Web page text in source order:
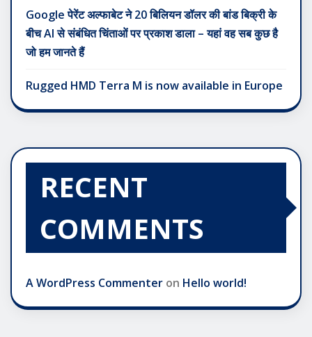
Google पेरेंट अल्फाबेट ने 20 बिलियन डॉलर की बांड बिक्री के
बीच AI से संबंधित चिंताओं पर प्रकाश डाला – यहां वह सब कुछ है
जो हम जानते हैं
Rugged HMD Terra M is now available in Europe
RECENT
COMMENTS
A WordPress Commenter on Hello world!